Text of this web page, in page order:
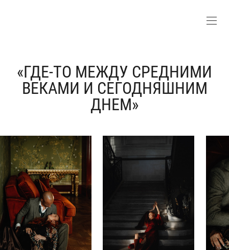
«ГДЕ-ТО МЕЖДУ СРЕДНИМИ
ВЕКАМИ И СЕГОДНЯШНИМ
ДНЕМ»